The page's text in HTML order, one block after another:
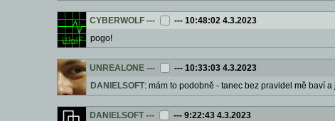
CYBERWOLF --- --- 10:48:02 4.3.2023
pogo!
UNREALONE --- --- 10:33:03 4.3.2023
DANIELSOFT: mám to podobně - tanec bez pravidel mě baví
DANIELSOFT --- --- 9:22:43 4.3.2023